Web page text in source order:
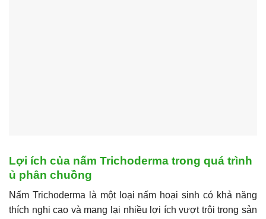
Lợi ích của nấm Trichoderma trong quá trình
ủ phân chuồng
Nấm Trichoderma là một loại nấm hoại sinh có khả năng
thích nghi cao và mang lại nhiều lợi ích vượt trội trong sản